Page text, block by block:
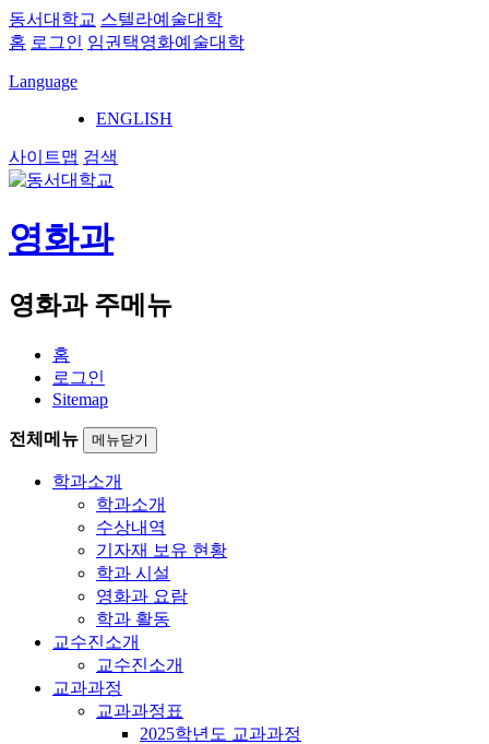
동서대학교 스텔라예술대학
홈 로그인 임권택영화예술대학
Language
ENGLISH
사이트맵 검색
영화과
영화과 주메뉴
홈
로그인
Sitemap
전체메뉴 메뉴닫기
학과소개
학과소개
수상내역
기자재 보유 현황
학과 시설
영화과 요람
학과 활동
교수진소개
교수진소개
교과과정
교과과정표
2025학년도 교과과정